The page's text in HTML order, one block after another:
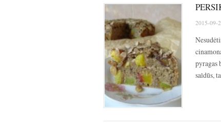
2015-09-
pyragas
saldūs,